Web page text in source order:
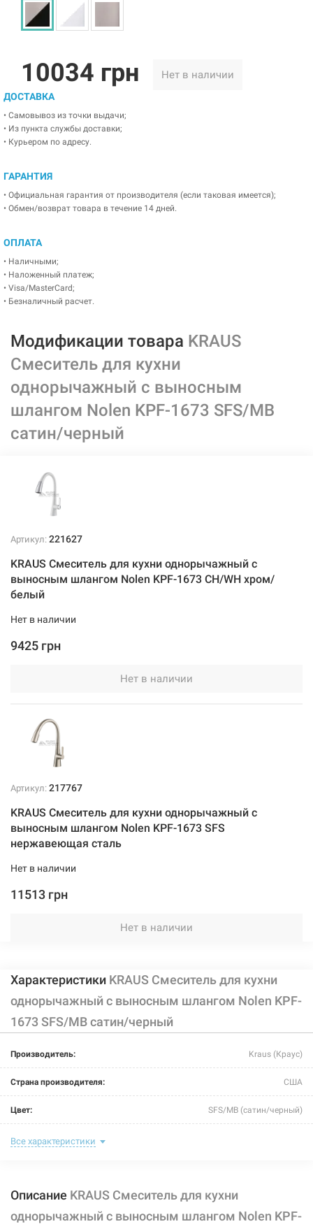
10034 грн Нет в наличии
ДОСТАВКА
• Самовывоз из точки выдачи;
• Из пункта службы доставки;
• Курьером по адресу.
ГАРАНТИЯ
• Официальная гарантия от производителя (если таковая имеется);
• Обмен/возврат товара в течение 14 дней.
ОПЛАТА
• Наличными;
• Наложенный платеж;
• Visa/MasterCard;
• Безналичный расчет.
Модификации товара KRAUS
Смеситель для кухни
однорычажный с выносным
шлангом Nolen KPF-1673 SFS/MB
сатин/черный
Артикул: 221627
KRAUS Смеситель для кухни однорычажный с
выносным шлангом Nolen KPF-1673 CH/WH хром/
белый
Нет в наличии
9425 грн
Нет в наличии
Артикул: 217767
KRAUS Смеситель для кухни однорычажный с
выносным шлангом Nolen KPF-1673 SFS
нержавеющая сталь
Нет в наличии
11513 грн
Нет в наличии
Характеристики KRAUS Смеситель для кухни
однорычажный с выносным шлангом Nolen KPF-
1673 SFS/MB сатин/черный
Производитель: Kraus (Краус)
Страна производителя: США
Цвет: SFS/MB (сатин/черный)
Назначение смесителя:
Тип конструкции: с выносным шлангом
Тип смесителя (крана): однорычажный
Все характеристики
Описание KRAUS Смеситель для кухни
однорычажный с выносным шлангом Nolen KPF-